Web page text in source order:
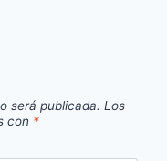
será publicada. Los
con *